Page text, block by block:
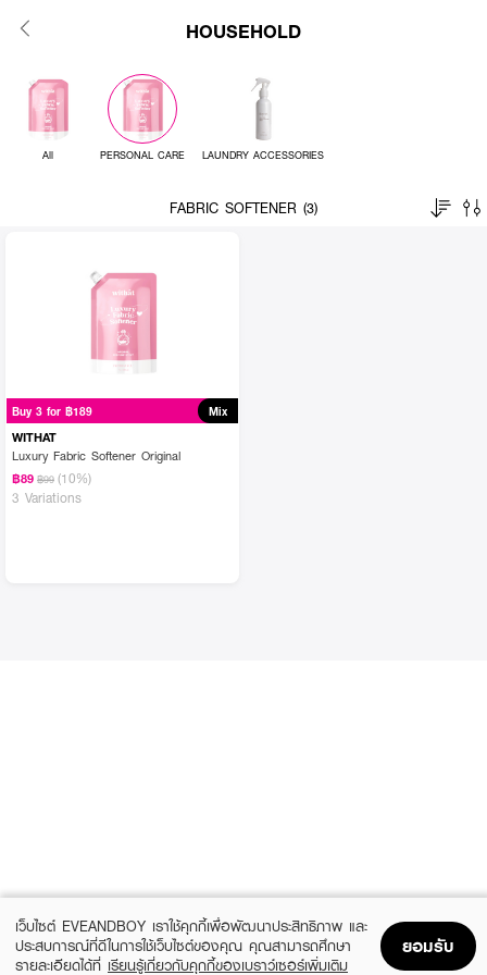
HOUSEHOLD
All PERSONAL CARE LAUNDRY ACCESSORIES
FABRIC SOFTENER (3)
Buy 3 for ฿189 Mix
WITHAT
Luxury Fabric Softener Original
฿89 ฿99 (10%)
3 Variations
เว็บไซต์ EVEANDBOY เราใช้คุกกี้เพื่อพัฒนาประสิทธิภาพ และ
ประสบการณ์ที่ดีในการใช้เว็บไซต์ของคุณ คุณสามารถศึกษา
รายละเอียดได้ที่ เรียนรู้เกี่ยวกับคุกกี้ของเบราว์เซอร์เพิ่มเติม
ยอมรับ